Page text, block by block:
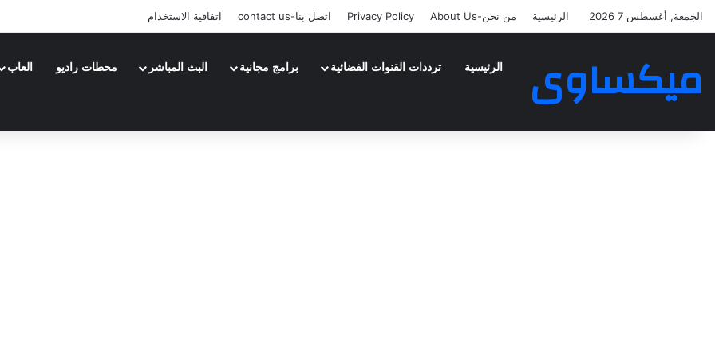
الجمعة, أغسطس 7 2026 الرئيسية من نحن-About Us Privacy Policy اتصل بنا-contact us اتفاقية الاستخدام
ميكساوى الرئيسية ترددات القنوات الفضائية برامج مجانية البث المباشر محطات راديو العاب